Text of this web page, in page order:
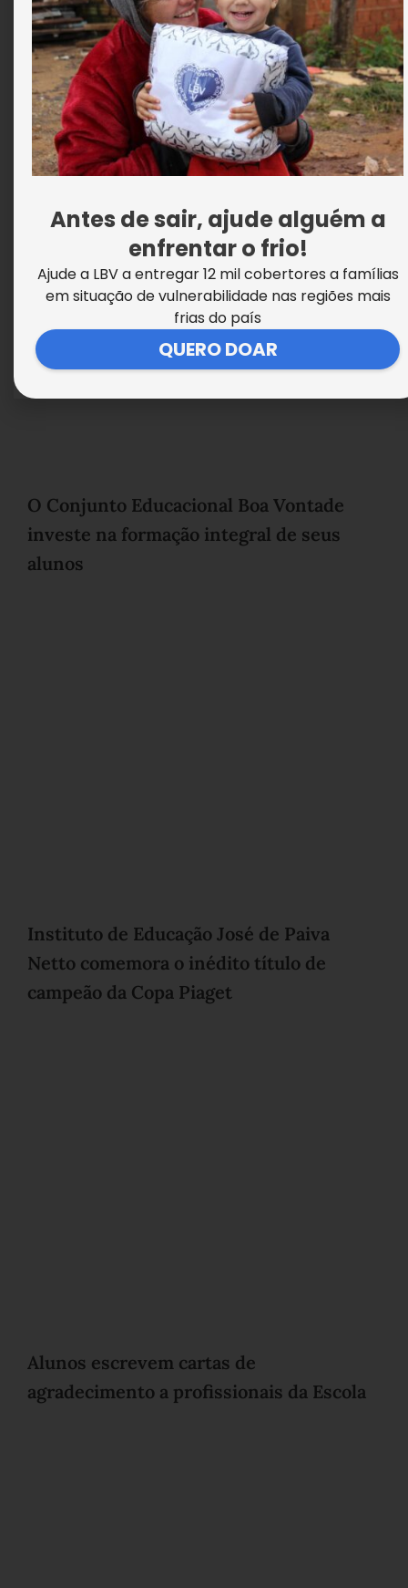
Crianças da LBV festejam visita de
corujas na Supercreche Jesus
O Conjunto Educacional Boa Vontade
investe na formação integral de seus
alunos
Instituto de Educação José de Paiva
Netto comemora o inédito título de
campeão da Copa Piaget
Alunos escrevem cartas de
agradecimento a profissionais da Escola
Antes de sair, ajude alguém a
enfrentar o frio!
Ajude a LBV a entregar 12 mil cobertores a famílias
em situação de vulnerabilidade nas regiões mais
frias do país
QUERO DOAR